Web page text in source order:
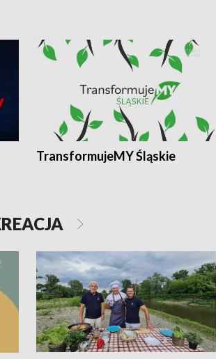
TransformujeMY Śląskie